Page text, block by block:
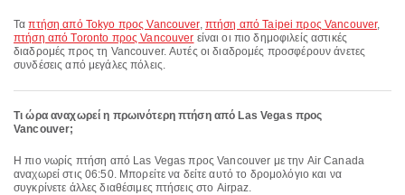
Ταπτήση από Tokyo προς Vancouver, πτήση από Taipei προς Vancouver,
πτήση από Toronto προς Vancouver είναι οι πιο δημοφιλείς αστικές
διαδρομές προς τη Vancouver. Αυτές οι διαδρομές προσφέρουν άνετες
συνδέσεις από μεγάλες πόλεις.
Τι ώρα αναχωρεί η πρωινότερη πτήση από Las Vegas προς
Vancouver;
Η πιο νωρίς πτήση από Las Vegas προς Vancouver με την Air Canada
αναχωρεί στις 06:50. Μπορείτε να δείτε αυτό το δρομολόγιο και να
συγκρίνετε άλλες διαθέσιμες πτήσεις στο Airpaz.